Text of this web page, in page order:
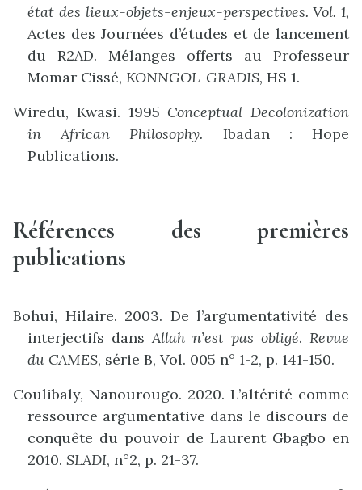
état des lieux-objets-enjeux-perspectives. Vol. 1,
Actes des Journées d’études et de lancement
du R2AD. Mélanges offerts au Professeur
Momar Cissé, KONNGOL-GRADIS, HS 1.
Wiredu, Kwasi. 1995 Conceptual Decolonization
in African Philosophy. Ibadan : Hope
Publications.
Références des premières
publications
Bohui, Hilaire. 2003. De l’argumentativité des
interjectifs dansAllah n’est pas obligé. Revue
du CAMES, série B, Vol. 005 n° 1-2, p. 141-150.
Coulibaly, Nanourougo. 2020. L’altérité comme
ressource argumentative dans le discours de
conquête du pouvoir de Laurent Gbagbo en
2010. SLADI, n°2, p. 21-37.